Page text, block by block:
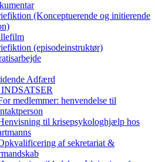
(Konceptuerende og initierende
(episodeinstruktør)
Adfærd
medlemmer: henvendelse til
til krisepsykologhjælp hos
af sekretariat &